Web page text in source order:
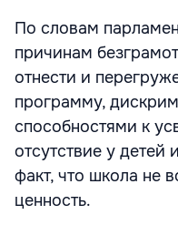
По словам
причинам
отнести и
программу,
способностями к
отсутствие у детей
факт, что школа не
ценность.